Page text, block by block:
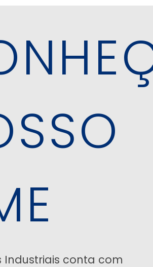
Industriais conta com